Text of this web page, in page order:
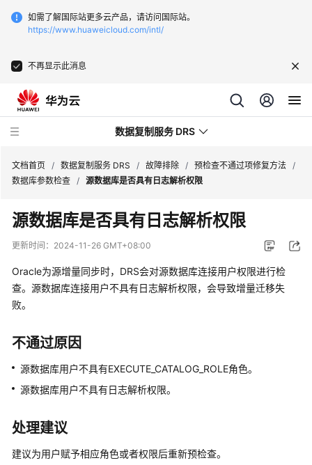
如需了解国际站更多云产品，请访问国际站。
https://www.huaweicloud.com/intl/
不再显示此消息
数据复制服务 DRS
最
新
动
产
绍
计
说
速
文档首页 / 数据复制服务 DRS / 故障排除 / 预检查不通过项修复方法 /
数据库参数检查 / 源数据库是否具有日志解析权限
源数据库是否具有日志解析权限
更新时间： 2024-11-26 GMT+08:00
Oracle为源增量同步时，DRS会对源数据库连接用户权限进行检
查。源数据库连接用户不具有日志解析权限，会导致增量迁移失
败。
不通过原因
源数据库用户不具有EXECUTE_CATALOG_ROLE角色。
源数据库用户不具有日志解析权限。
处理建议
建议为用户赋予相应角色或者权限后重新预检查。